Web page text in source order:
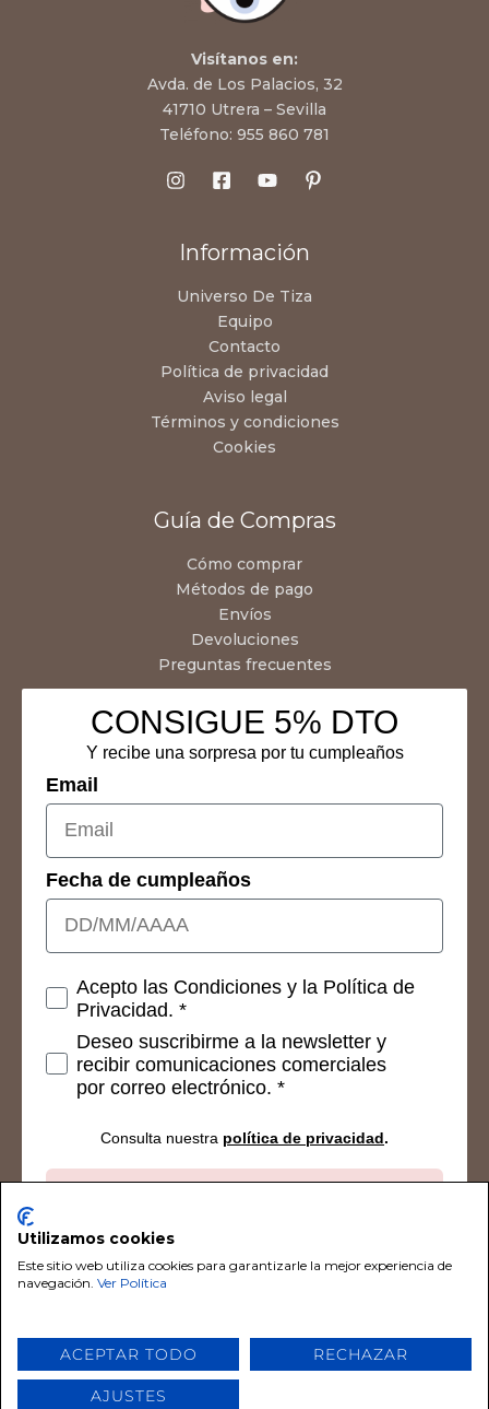
Visítanos en:
Avda. de Los Palacios, 32
41710 Utrera – Sevilla
Teléfono: 955 860 781
Información
Universo De Tiza
Equipo
Contacto
Política de privacidad
Aviso legal
Términos y condiciones
Cookies
Guía de Compras
Cómo comprar
Métodos de pago
Envíos
Devoluciones
Preguntas frecuentes
CONSIGUE 5% DTO
Y recibe una sorpresa por tu cumpleaños
Email
Fecha de cumpleaños
Consetimientos
Acepto las Condiciones y la Política de
Privacidad. *
Deseo suscribirme a la newsletter y
recibir comunicaciones comerciales
por correo electrónico. *
Consulta nuestra política de privacidad.
© 2026 Chalk Paint De Tiza. Todos los derechos
reservados por Chalk Paint De Tiza
Utilizamos cookies
Este sitio web utiliza cookies para garantizarle la mejor experiencia de
navegación. Ver Política
ACEPTAR TODO RECHAZAR
AJUSTES